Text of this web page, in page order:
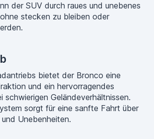
der SUV durch raues und unebenes
stecken zu bleiben oder
bietet der Bronco eine
und ein hervorragendes
schwierigen Geländeverhältnissen.
sorgt für eine sanfte Fahrt über
und Unebenheiten.